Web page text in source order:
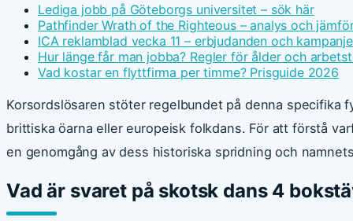
Lediga jobb på Göteborgs universitet – sök här
Pathfinder Wrath of the Righteous – analys och
ICA reklamblad vecka 11 – erbjudanden och
Hur länge får man jobba? Regler för ålder och
Vad kostar en flyttfirma per timme? Prisguide 2026
Korsordslösaren stöter regelbundet på denna specifika
brittiska öarna eller europeisk folkdans. För att förstå
en genomgång av dess historiska spridning och
Vad är svaret på skotsk dans 4